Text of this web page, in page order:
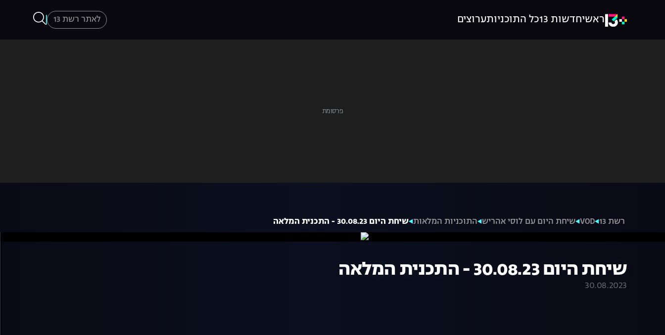
ראשיחדשות 13 כל התוכניותערוצים לאתר רשת 13
רשת 13 VOD שיחת היום עם לוסי אהריש התוכניות המלאות שיחת היום 30.08.23 - התכנית המלאה
שיחת היום 30.08.23 - התכנית המלאה
30.08.2023